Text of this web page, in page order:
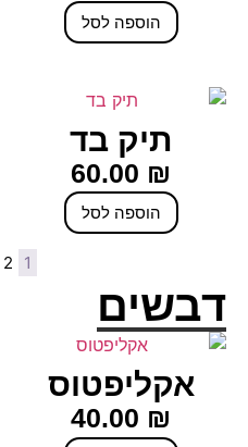
הוספה לסל
תיק בד
60.00 ₪
הוספה לסל
1
2
דבשים
אקליפטוס
40.00 ₪